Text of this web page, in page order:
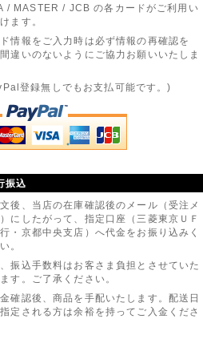
セット』新発売
/ MASTER / JCB の各カードがご利用い
ます。
情報をご入力時は必ず情報の再確認を
違いのないようにご協力お願いいたしま
登録無しでもお支払可能です。)
振込
文後、当店の在庫確認後のメール（受注メ
にしたがって、指定口座（三菱東京ＵＦ
行・京都中央支店）へ代金をお振り込みく
。
振込手数料はお客さま負担とさせていた
す。ご了承ください。
金確認後、商品を手配いたします。配送日
定される方は余裕を持ってご入金くださ